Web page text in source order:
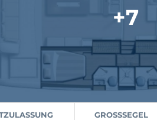
+7
GROSSSEGEL